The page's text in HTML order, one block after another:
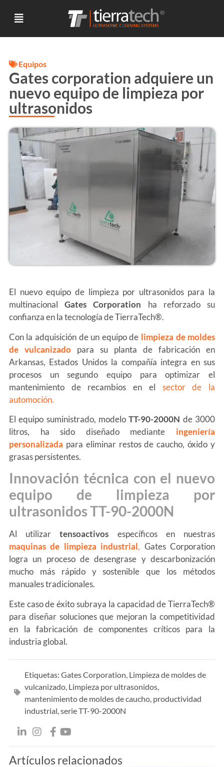
Equipos
Gates corporation adquiere un
nuevo equipo de limpieza por
ultrasonidos
El nuevo equipo de limpieza por ultrasonidos para la
multinacionalGates Corporation ha reforzado su
confianza en la tecnología de TierraTech®.
Con la adquisición de un equipo de limpieza de moldes
de vulcanizadopara su planta de fabricación en
Arkansas, Estados Unidos la compañía integra en sus
procesos un segundo equipo para optimizar el
mantenimiento de recambios en el sector de la
automoción.
El equipo suministrado, modeloTT-90-2000N de 3000
litros, ha sido diseñado mediante ingeniería
personalizada para eliminar restos de caucho, óxido y
grasas persistentes.
Innovación técnica con el nuevo
equipo de limpieza por
ultrasonidos TT-90-2000N
Al utilizartensoactivos específicos en nuestras
maquinas de limpieza industrial, Gates Corporation
logra un proceso de desengrase y descarbonización
mucho más rápido y sostenible que los métodos
manuales tradicionales.
Este caso de éxito subraya la capacidad de TierraTech®
para diseñar soluciones que mejoran la competitividad
en la fabricación de componentes críticos para la
industria global.
Etiquetas: Gates Corporation Limpieza de moldes de
vulcanizado, Limpieza por ultrasonidos,
mantenimiento de moldes de caucho, productividad
industrial serie TT-90-2000N
Artículos relacionados